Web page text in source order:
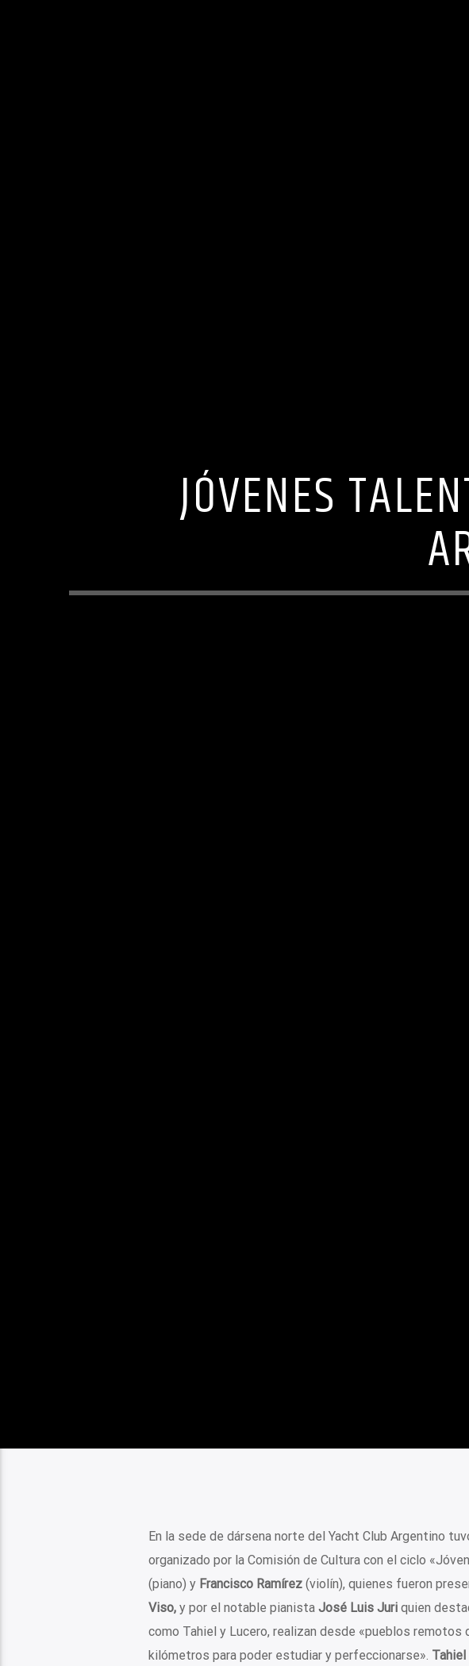
JÓVENES
En la sede de dársena norte del Yacht Club Argentino
organizado por la Comisión de Cultura con el ciclo
(piano) y Francisco Ramírez(violín), quienes fueron
Viso,y por el notable pianista José Luis Juriquien
como Tahiel y Lucero, realizan desde «pueblos
kilómetros para poder estudiar y perfeccionarse». Tahiel